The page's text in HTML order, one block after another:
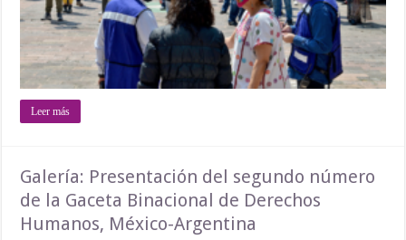
Leer más
Galería: Presentación del segundo número
de la Gaceta Binacional de Derechos
Humanos, México-Argentina